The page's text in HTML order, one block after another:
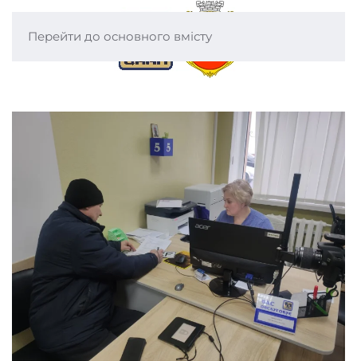
Перейти до основного вмісту